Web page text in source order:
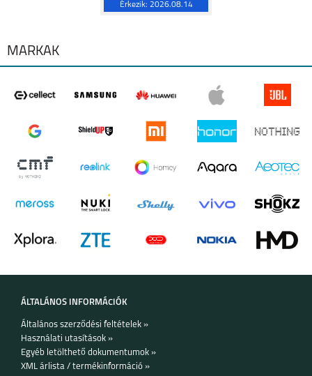
Érkezik: 2026.08.14
MÁRKÁK
ÁLTALÁNOS INFORMÁCIÓK
Általános szerződési feltételek »
Használati utasítások »
Egyéb letölthető dokumentumok »
XML árlista / termékinformáció »